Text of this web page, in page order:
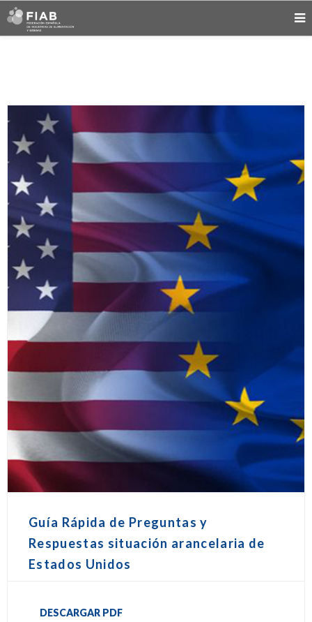
Guía Rápida de Preguntas y
Respuestas situación arancelaria de
Estados Unidos
DESCARGAR PDF